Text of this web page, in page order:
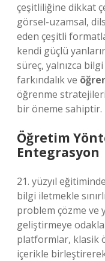
çeşitliliğine dikkat
görsel-uzamsal,
eden çeşitli
kendi güçlü
süreç, yalnızca
farkındalık ve
öğrenme
bir öneme sahiptir.
Öğretim
Entegrasyon
21. yüzyıl
bilgi iletmekle
problem çözme ve
geliştirmeye
platformlar, klasik
içerikle